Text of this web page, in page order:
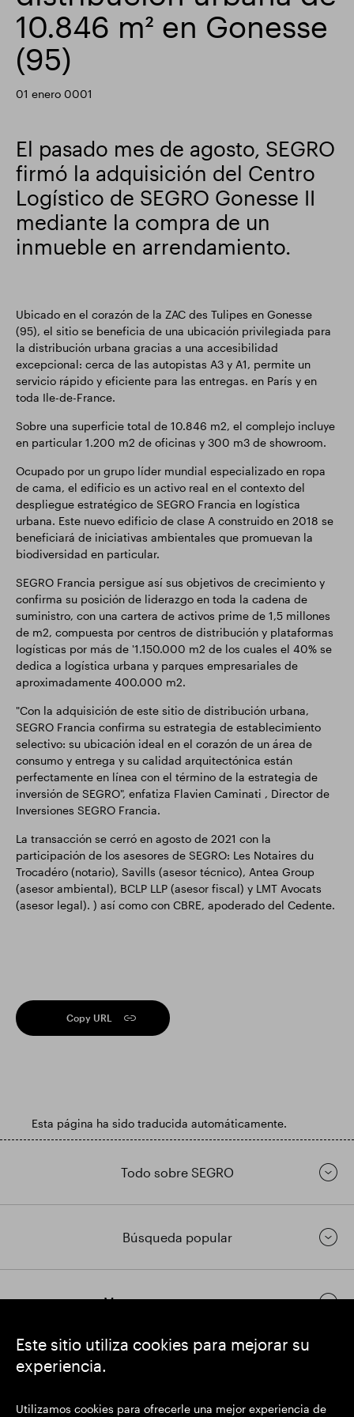
Actualización comercial Parque inteligente
Este sitio utiliza cookies para mejorar su
experiencia.
Utilizamos cookies para ofrecerle una mejor experiencia de
10.846 m² en Gonesse
(95)
01 enero 0001
El pasado mes de agosto, SEGRO
firmó la adquisición del Centro
Logístico de SEGRO Gonesse II
mediante la compra de un
inmueble en arrendamiento.
Ubicado en el corazón de la ZAC des Tulipes en Gonesse
(95), el sitio se beneficia de una ubicación privilegiada para
la distribución urbana gracias a una accesibilidad
excepcional: cerca de las autopistas A3 y A1, permite un
servicio rápido y eficiente para las entregas. en París y en
toda Ile-de-France.
Sobre una superficie total de 10.846 m2, el complejo incluye
en particular 1.200 m2 de oficinas y 300 m3 de showroom.
Ocupado por un grupo líder mundial especializado en ropa
de cama, el edificio es un activo real en el contexto del
despliegue estratégico de SEGRO Francia en logística
urbana. Este nuevo edificio de clase A construido en 2018 se
beneficiará de iniciativas ambientales que promuevan la
biodiversidad en particular.
SEGRO Francia persigue así sus objetivos de crecimiento y
confirma su posición de liderazgo en toda la cadena de
suministro, con una cartera de activos prime de 1,5 millones
de m2, compuesta por centros de distribución y plataformas
logísticas por más de '1.150.000 m2 de los cuales el 40% se
dedica a logística urbana y parques empresariales de
aproximadamente 400.000 m2.
"Con la adquisición de este sitio de distribución urbana,
SEGRO Francia confirma su estrategia de establecimiento
selectivo: su ubicación ideal en el corazón de un área de
consumo y entrega y su calidad arquitectónica están
perfectamente en línea con el término de la estrategia de
inversión de SEGRO", enfatiza Flavien Caminati , Director de
Inversiones SEGRO Francia.
La transacción se cerró en agosto de 2021 con la
participación de los asesores de SEGRO: Les Notaires du
Trocadéro (notario), Savills (asesor técnico), Antea Group
(asesor ambiental), BCLP LLP (asesor fiscal) y LMT Avocats
(asesor legal). ) así como con CBRE, apoderado del Cedente.
Copy URL
Esta página ha sido traducida automáticamente.
Todo sobre SEGRO
Búsqueda popular
Mantenerse en contacto